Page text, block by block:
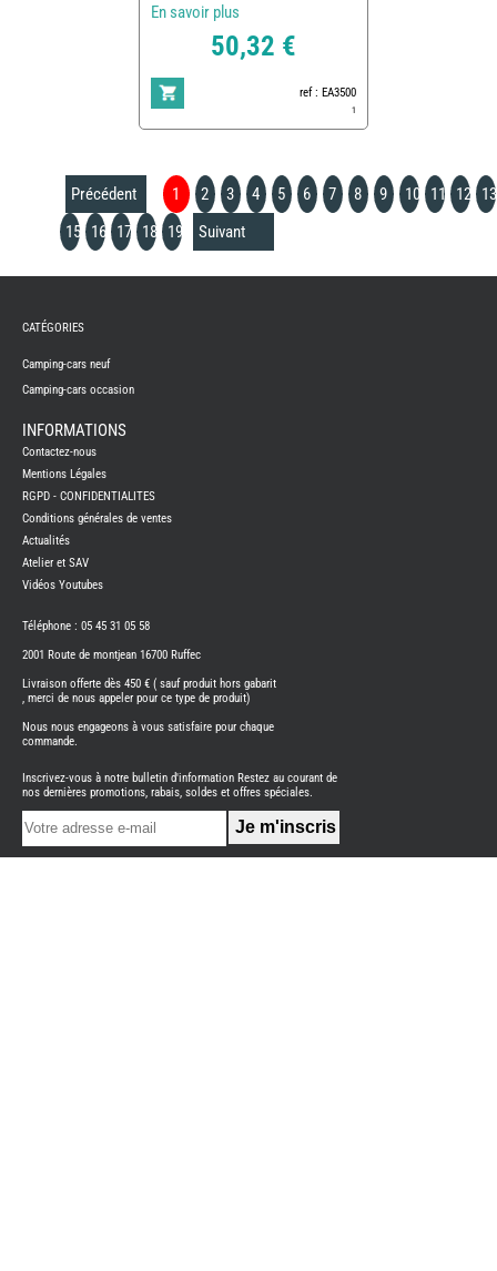
En savoir plus
50,32 €
ref : EA3500
1
Précédent 1 2 3 4 5 6 7 8 9 10 11 12
13
15
16 17 18 19 Suivant
CAMPING-
NEUFS
CAMPING-
CAMPING-
BENIMAR
CAMPING-
CARADO
CAMPING-
ITINEO
CAMPING-
OCCASION
CARADO
NEUFS
FOURGON
BENIMAR
FOURGON
CATÉGORIES
Camping-cars neuf
Camping-cars occasion
INFORMATIONS
Contactez-nous
Mentions Légales
RGPD - CONFIDENTIALITES
Conditions générales de ventes
Actualités
Atelier et SAV
Vidéos Youtubes
Téléphone : 05 45 31 05 58
2001 Route de montjean 16700 Ruffec
Livraison offerte dès 450 € ( sauf produit hors gabarit
, merci de nous appeler pour ce type de produit)
Nous nous engageons à vous satisfaire pour chaque
commande.
Inscrivez-vous à notre bulletin d'information Restez au courant de
nos dernières promotions, rabais, soldes et offres spéciales.